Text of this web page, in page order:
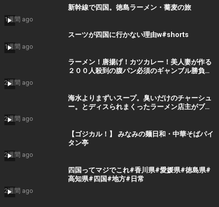
新幹線で四国。徳島ラーメン・蕎麦の旅
1週間 ago
スーツが四国に行かない理由w#shorts
1週間 ago
ラーメン！唐揚げ！カツカレー！美人妻が作る
２００人殺到の腹パン必須のギャンブル勝負め
2週間 ago
海水よりまずいスープ。臭いだけのチャーシュ
ー。とディスられまくったラーメン店主がブチ
2週間 ago
【ゴジカル！】 みなみの麺日和・中華そばパイ
タン亭
2週間 ago
四国ってマジでこれ#香川県#愛媛県#徳島県#
高知県#四国#地方#日常
2週間 ago